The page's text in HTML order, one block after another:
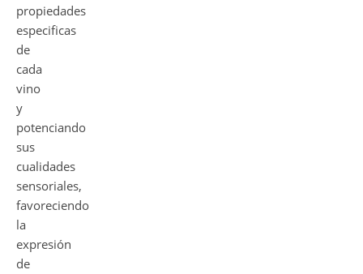
propiedades
especificas
de
cada
vino
y
potenciando
sus
cualidades
sensoriales,
favoreciendo
la
expresión
de